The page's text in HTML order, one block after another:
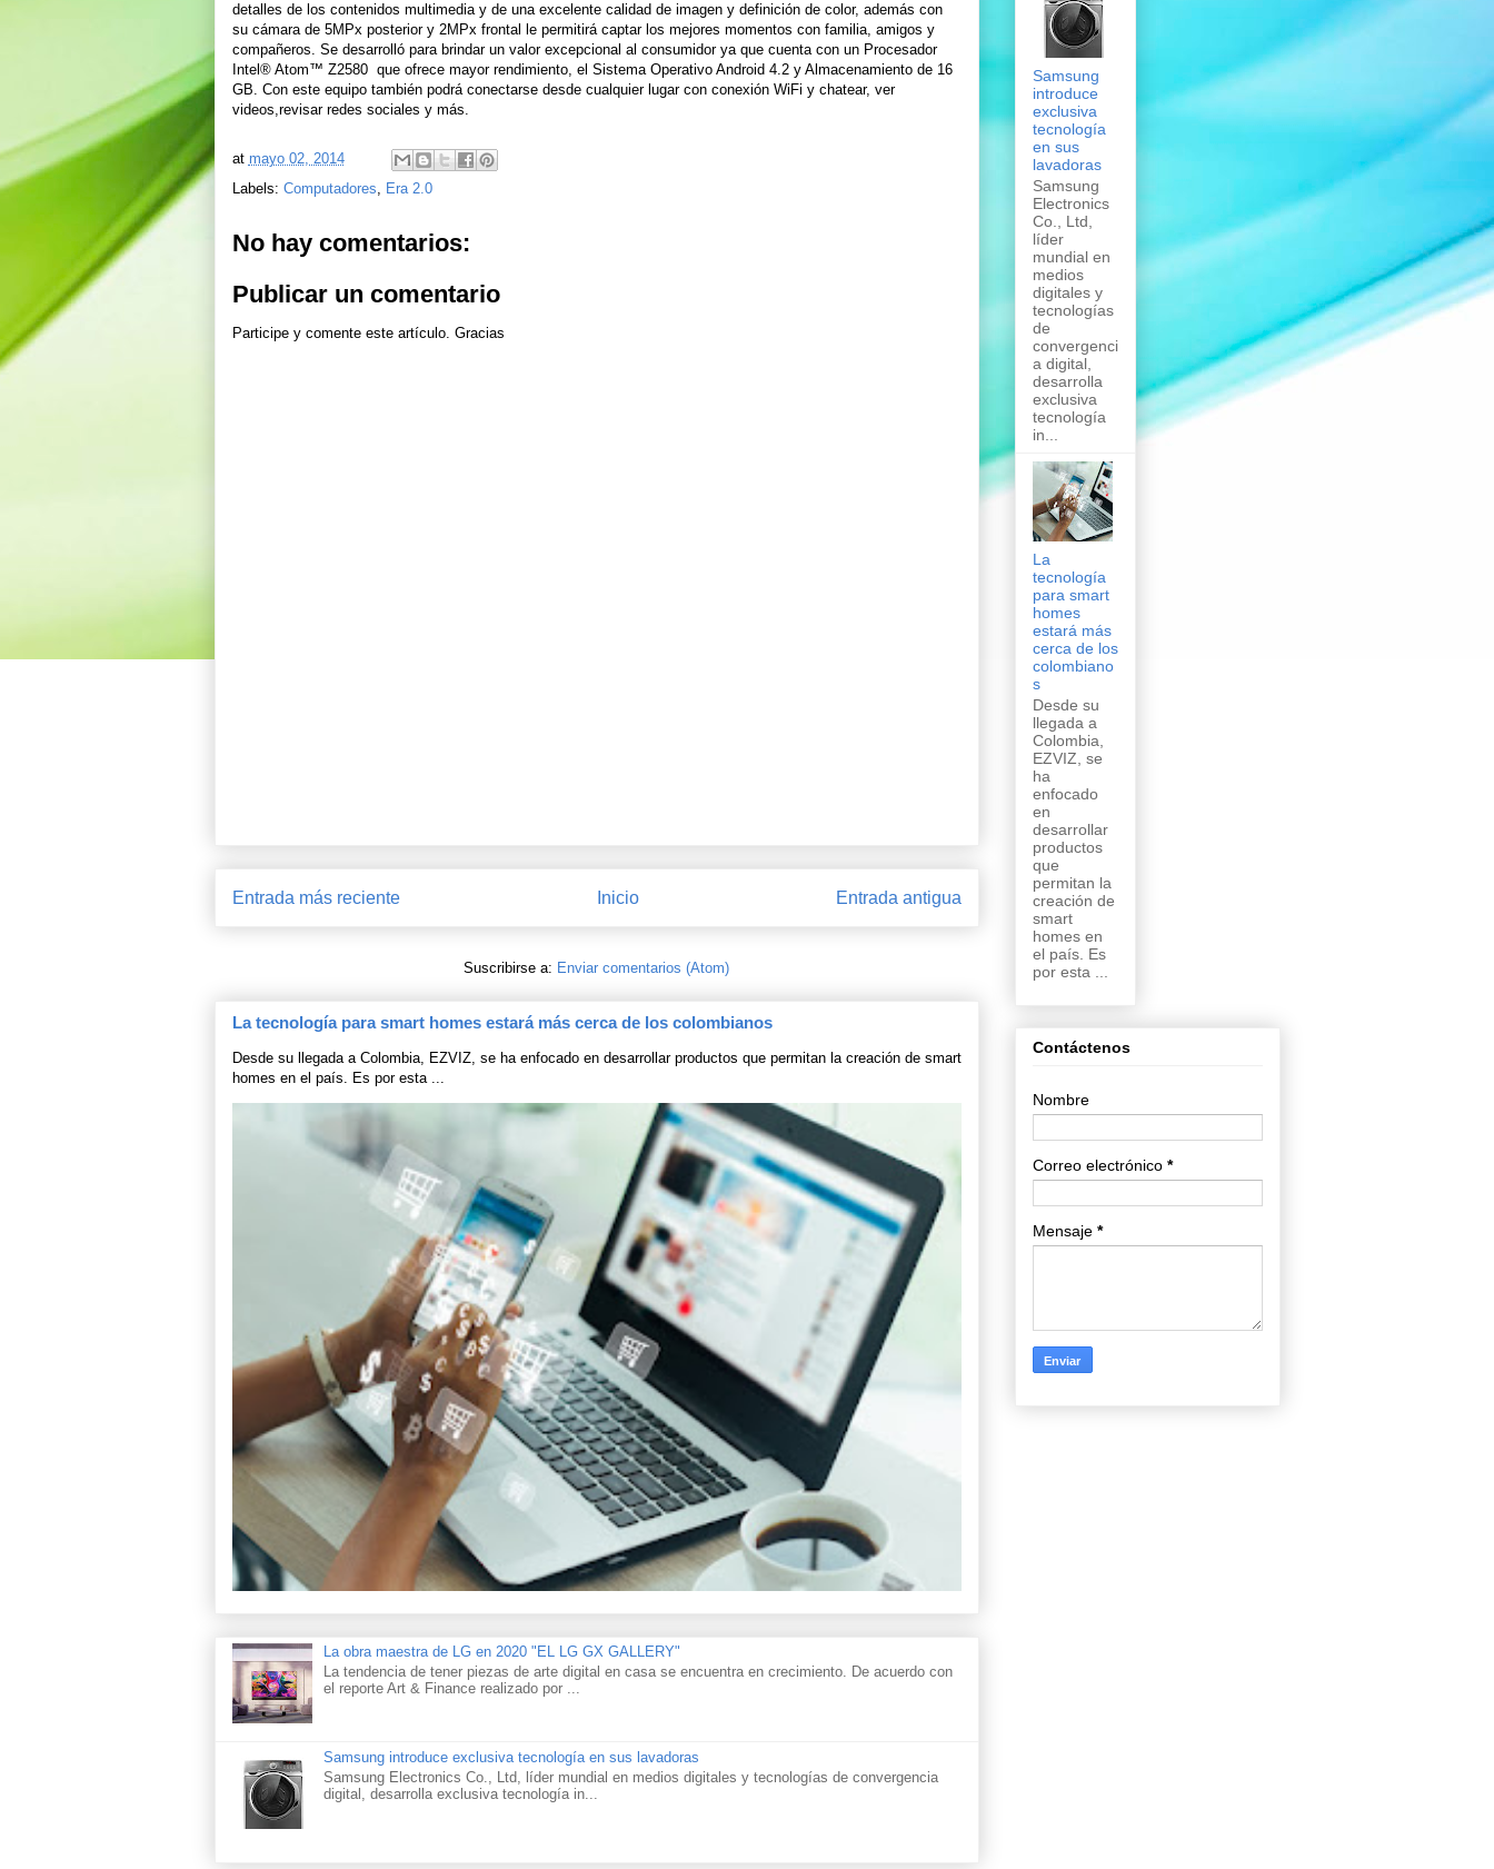
detalles de los contenidos multimedia y de una excelente calidad de imagen y definición de color, además con
su cámara de 5MPx posterior y 2MPx frontal le permitirá captar los mejores momentos con familia, amigos y
compañeros. Se desarrolló para brindar un valor excepcional al consumidor ya que cuenta con un Procesador
Intel® Atom™ Z2580 que ofrece mayor rendimiento, el Sistema Operativo Android 4.2 y Almacenamiento de 16
GB. Con este equipo también podrá conectarse desde cualquier lugar con conexión WiFi y chatear, ver
videos,revisar redes sociales y más.
at mayo 02, 2014
Labels: Computadores, Era 2.0
No hay comentarios:
Publicar un comentario
Participe y comente este artículo. Gracias
Entrada más reciente Entrada antigua
Inicio
Suscribirse a: Enviar comentarios (Atom)
La tecnología para smart homes estará más cerca de los colombianos
Desde su llegada a Colombia, EZVIZ, se ha enfocado en desarrollar productos que permitan la creación de smart
homes en el país. Es por esta ...
La obra maestra de LG en 2020 "EL LG GX GALLERY"
La tendencia de tener piezas de arte digital en casa se encuentra en crecimiento. De acuerdo con
el reporte Art & Finance realizado por ...
Samsung introduce exclusiva tecnología en sus lavadoras
Samsung Electronics Co., Ltd, líder mundial en medios digitales y tecnologías de convergencia
digital, desarrolla exclusiva tecnología in...
Samsung
introduce
exclusiva
tecnología
en sus
lavadoras
Samsung
Electronics
Co., Ltd,
líder
mundial en
medios
digitales y
tecnologías
de
convergenci
a digital,
desarrolla
exclusiva
tecnología
in...
La
tecnología
para smart
homes
estará más
cerca de los
colombiano
s
Desde su
llegada a
Colombia,
EZVIZ, se
ha
enfocado
en
desarrollar
productos
que
permitan la
creación de
smart
homes en
el país. Es
por esta ...
Contáctenos
Nombre
Correo electrónico *
Mensaje *